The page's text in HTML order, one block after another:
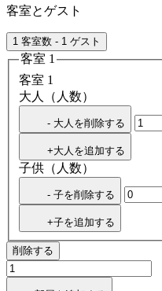
客室とゲスト
1 客室数 - 1 ゲスト
客室 1
客室 1
大人（人数）
- 大人を削除する
+大人を追加する
子供（人数）
- 子を削除する
+子を追加する
削除する